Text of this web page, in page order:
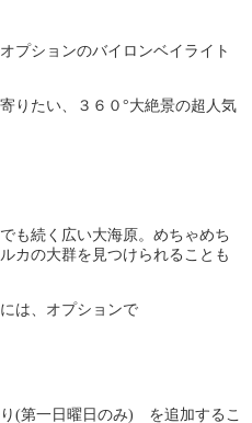
プションのバイロンベイライト
りたい、３６０°大絶景の超人気
も続く広い大海原。めちゃめち
カの大群を見つけられることも
は、オプションで
(第一日曜日のみ) を追加するこ